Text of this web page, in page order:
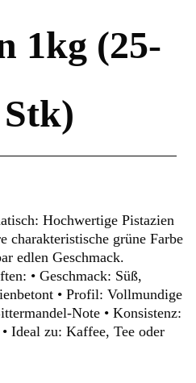
1kg (25-
Hochwertige Pistazien
charakteristische grüne Farbe
edlen Geschmack.
• Geschmack: Süß,
• Profil: Vollmundige
• Konsistenz:
Ideal zu: Kaffee, Tee oder